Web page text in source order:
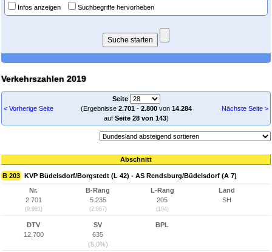
Infos anzeigen Suchbegriffe hervorheben
Verkehrszahlen 2019
< Vorherige Seite
Seite
(Ergebnisse 2.701- 2.800von 14.284
auf Seite 28 von 143)
Nächste Seite >
Abschnitt
B 203 KVP Büdelsdorf/Borgstedt (L 42) - AS Rendsburg/Büdelsdorf (A 7)
Nr.
2.701
(9.981)
B-Rang
5.235
(2.867)
L-Rang
205
(104)
Land
SH
DTV
12.700
SV
635
(5,0%)
BPL